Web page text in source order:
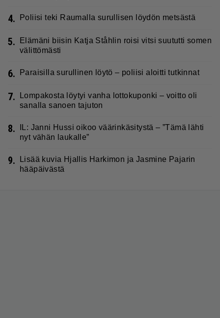
4. Poliisi teki Raumalla surullisen löydön metsästä
5.
Elämäni biisin Katja Ståhlin roisi vitsi suututti somen
välittömästi
6. Paraisilla surullinen löytö – poliisi aloitti tutkinnat
7.
Lompakosta löytyi vanha lottokuponki – voitto oli
sanalla sanoen tajuton
8.
IL: Janni Hussi oikoo väärinkäsitystä – ”Tämä lähti
nyt vähän laukalle”
9.
Lisää kuvia Hjallis Harkimon ja Jasmine Pajarin
hääpäivästä